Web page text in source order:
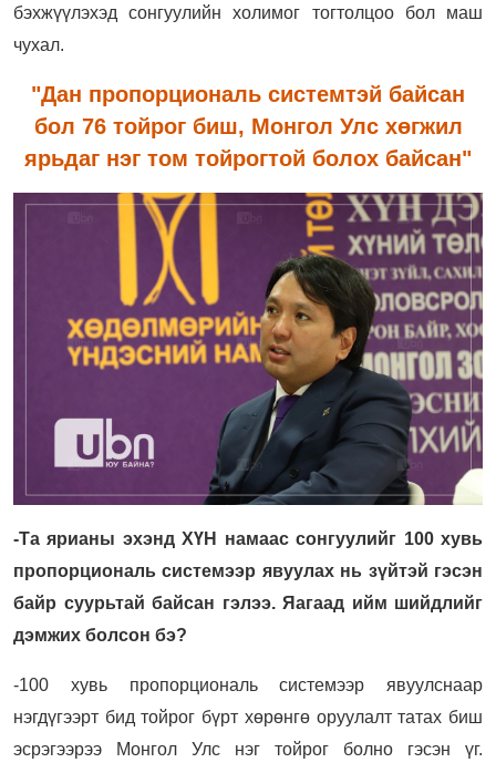
бэхжүүлэхэд сонгуулийн холимог тогтолцоо бол маш
чухал.
"Дан пропорциональ системтэй байсан
бол 76 тойрог биш, Монгол Улс хөгжил
ярьдаг нэг том тойрогтой болох байсан"
-Та ярианы эхэнд ХҮН намаас сонгуулийг 100 хувь
пропорциональ системээр явуулах нь зүйтэй гэсэн
байр суурьтай байсан гэлээ. Яагаад ийм шийдлийг
дэмжих болсон бэ?
-100 хувь пропорциональ системээр явуулснаар
нэгдүгээрт бид тойрог бүрт хөрөнгө оруулалт татах биш
эсрэгээрээ Монгол Улс нэг тойрог болно гэсэн үг.